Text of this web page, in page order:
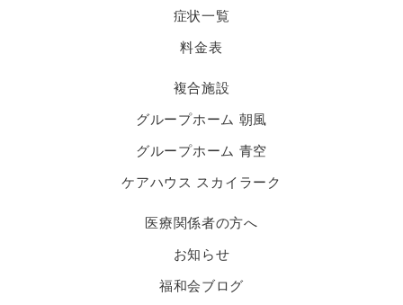
症状一覧
料金表
複合施設
グループホーム 朝風
グループホーム 青空
ケアハウス スカイラーク
医療関係者の方へ
お知らせ
福和会ブログ